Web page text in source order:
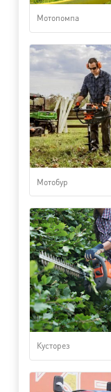
Мотопомпа
Мотобур
Кусторез